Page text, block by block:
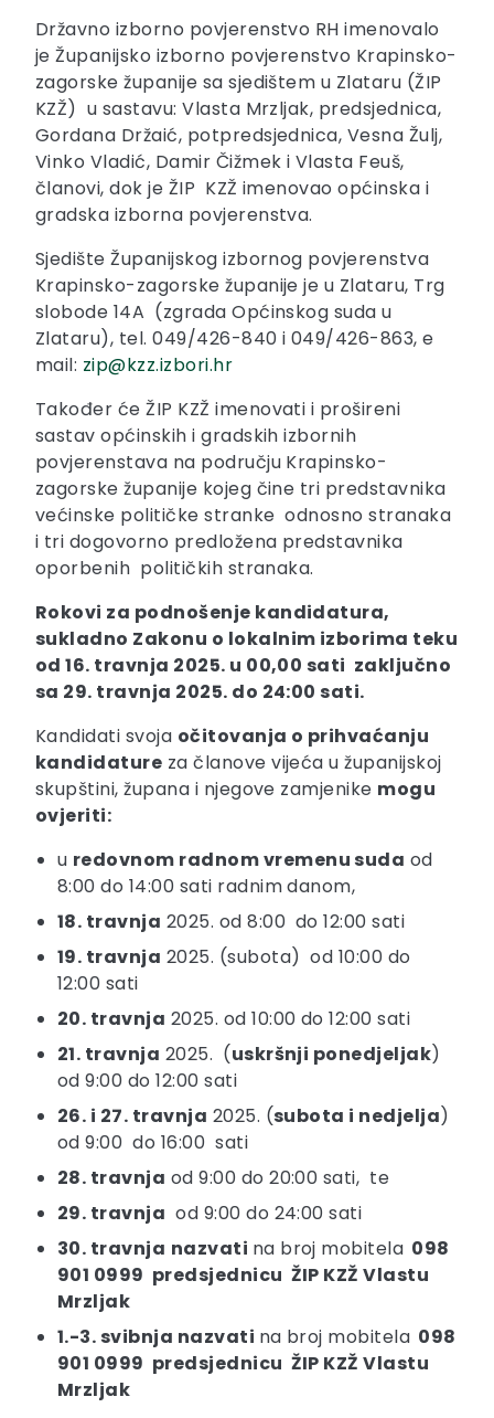
Državno izborno povjerenstvo RH imenovalo
je Županijsko izborno povjerenstvo Krapinsko-
zagorske županije sa sjedištem u Zlataru (ŽIP
KZŽ) u sastavu: Vlasta Mrzljak, predsjednica,
Gordana Držaić, potpredsjednica, Vesna Žulj,
Vinko Vladić, Damir Čižmek i Vlasta Feuš,
članovi, dok je ŽIP KZŽ imenovao općinska i
gradska izborna povjerenstva.
Sjedište Županijskog izbornog povjerenstva
Krapinsko-zagorske županije je u Zlataru, Trg
slobode 14A (zgrada Općinskog suda u
Zlataru), tel. 049/426-840 i 049/426-863, e
mail: zip@kzz.izbori.hr
Također će ŽIP KZŽ imenovati i prošireni
sastav općinskih i gradskih izbornih
povjerenstava na području Krapinsko-
zagorske županije kojeg čine tri predstavnika
većinske političke stranke odnosno stranaka
i tri dogovorno predložena predstavnika
oporbenih političkih stranaka.
Rokovi za podnošenje kandidatura,
sukladno Zakonu o lokalnim izborima teku
od 16. travnja 2025. u 00,00 sati zaključno
sa 29. travnja 2025. do 24:00 sati.
Kandidati svoja očitovanja o prihvaćanju
kandidature za članove vijeća u županijskoj
skupštini, župana i njegove zamjenike mogu
ovjeriti:
u redovnom radnom vremenu suda od
8:00 do 14:00 sati radnim danom,
18. travnja 2025. od 8:00 do 12:00 sati
19. travnja 2025. (subota) od 10:00 do
12:00 sati
20. travnja 2025. od 10:00 do 12:00 sati
21. travnja 2025. (uskršnji ponedjeljak)
od 9:00 do 12:00 sati
26. i 27. travnja 2025. (subota i nedjelja)
od 9:00 do 16:00 sati
28. travnja od 9:00 do 20:00 sati, te
29. travnja od 9:00 do 24:00 sati
30. travnja nazvati na broj mobitela 098
901 0999 predsjednicu ŽIP KZŽ Vlastu
Mrzljak
1.-3. svibnja nazvati na broj mobitela 098
901 0999 predsjednicu ŽIP KZŽ Vlastu
Mrzljak